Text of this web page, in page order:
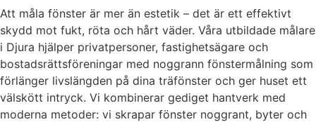
Att måla fönster är mer än estetik – det är ett effektivt
skydd mot fukt, röta och hårt väder. Våra utbildade målare
i Djura hjälper privatpersoner, fastighetsägare och
bostadsrättsföreningar med noggrann fönstermålning som
förlänger livslängden på dina träfönster och ger huset ett
välskött intryck. Vi kombinerar gediget hantverk med
moderna metoder: vi skrapar fönster noggrant, byter och